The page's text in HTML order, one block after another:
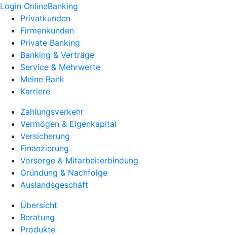
Login OnlineBanking
Privatkunden
Firmenkunden
Private Banking
Banking & Verträge
Service & Mehrwerte
Meine Bank
Karriere
Zahlungsverkehr
Vermögen & Eigenkapital
Versicherung
Finanzierung
Vorsorge & Mitarbeiterbindung
Gründung & Nachfolge
Auslandsgeschäft
Übersicht
Beratung
Produkte